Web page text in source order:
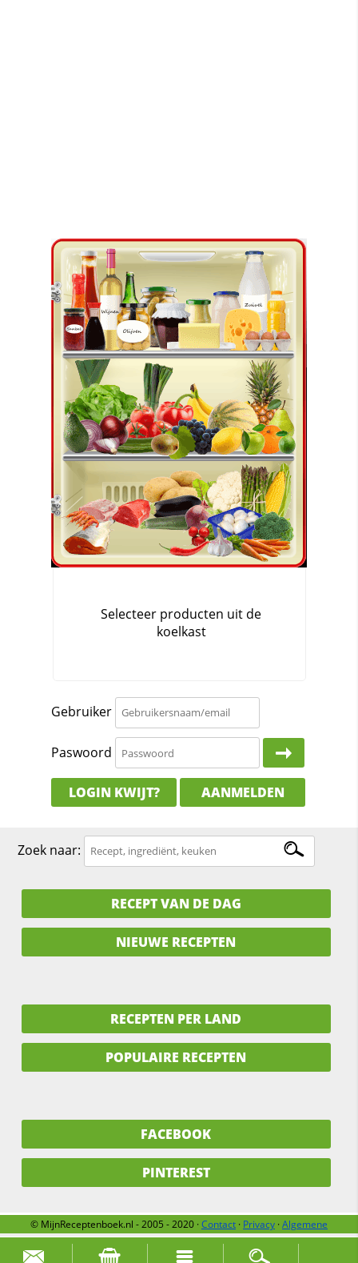
Zoek naar:
Gebruiker
Paswoord
LOGIN KWIJT? AANMELDEN
Zoek naar:
RECEPT VAN DE DAG
NIEUWE RECEPTEN
RECEPTEN PER LAND
POPULAIRE RECEPTEN
FACEBOOK
PINTEREST
© MijnReceptenboek.nl - 2005 - 2020 ·Contact · Privacy ·Algemene
voorwaarden
Over ons